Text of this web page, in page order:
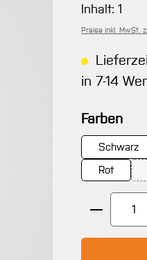
Inhalt:1
Preise inkl. MwSt.
in 7-14
Farben
Schwarz
Rot